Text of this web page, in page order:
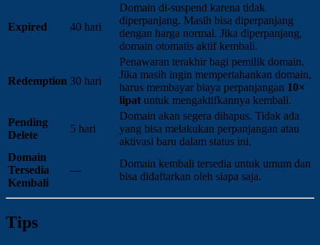
Expired 40 hari
Domain di-suspend karena tidak
diperpanjang. Masih bisa diperpanjang
dengan harga normal. Jika diperpanjang,
domain otomatis aktif kembali.
Redemption 30 hari
Penawaran terakhir bagi pemilik domain.
Jika masih ingin mempertahankan domain,
harus membayar biaya perpanjangan 10×
lipat untuk mengaktifkannya kembali.
Pending
Delete
5 hari
Domain akan segera dihapus. Tidak ada
yang bisa melakukan perpanjangan atau
aktivasi baru dalam status ini.
Domain
Tersedia
Kembali
—
Domain kembali tersedia untuk umum dan
bisa didaftarkan oleh siapa saja.
Tips